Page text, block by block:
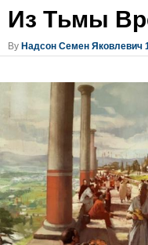
Из Тьмы
By Надсон Семен Яковлевич